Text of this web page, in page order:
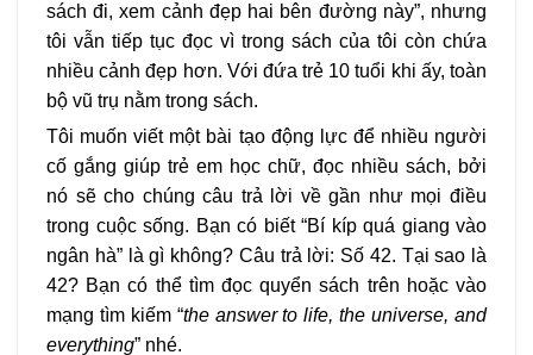
sách đi, xem cảnh đẹp hai bên đường này”, nhưng
tôi vẫn tiếp tục đọc vì trong sách của tôi còn chứa
nhiều cảnh đẹp hơn. Với đứa trẻ 10 tuổi khi ấy, toàn
bộ vũ trụ nằm trong sách.
Tôi muốn viết một bài tạo động lực để nhiều người
cố gắng giúp trẻ em học chữ, đọc nhiều sách, bởi
nó sẽ cho chúng câu trả lời về gần như mọi điều
trong cuộc sống. Bạn có biết “Bí kíp quá giang vào
ngân hà” là gì không? Câu trả lời: Số 42. Tại sao là
42? Bạn có thể tìm đọc quyển sách trên hoặc vào
mạng tìm kiếm “the answer to life, the universe, and
everything” nhé.